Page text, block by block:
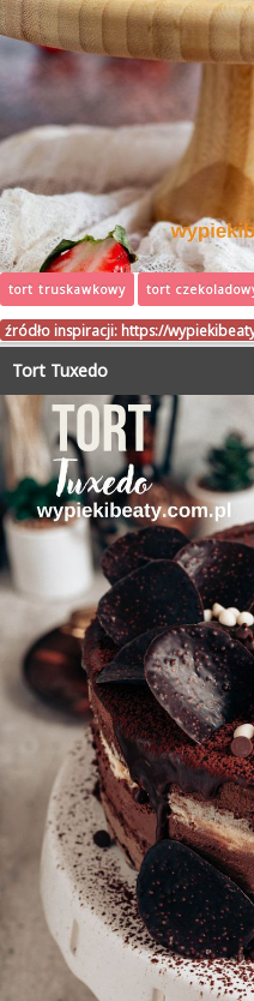
tort truskawkowy tort
źródło inspiracji: https://
Tort Tuxedo